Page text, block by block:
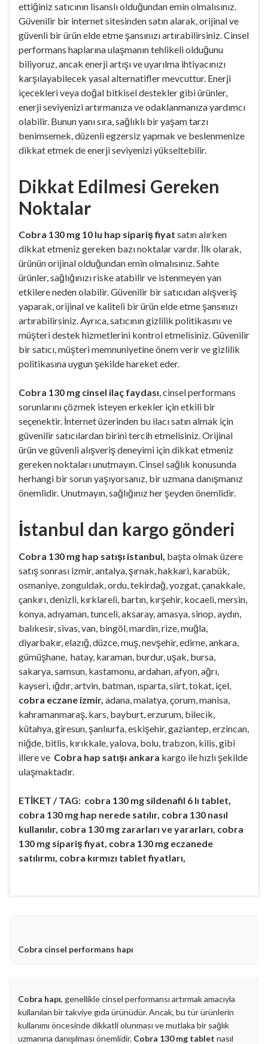
ettiğiniz satıcının lisanslı olduğundan emin olmalısınız.
Güvenilir bir internet sitesinden satın alarak, orijinal ve
güvenli bir ürün elde etme şansınızı artırabilirsiniz. Cinsel
performans haplarına ulaşmanın tehlikeli olduğunu
biliyoruz, ancak enerji artışı ve uyarılma ihtiyacınızı
karşılayabilecek yasal alternatifler mevcuttur. Enerji
içecekleri veya doğal bitkisel destekler gibi ürünler,
enerji seviyenizi artırmanıza ve odaklanmanıza yardımcı
olabilir. Bunun yanı sıra, sağlıklı bir yaşam tarzı
benimsemek, düzenli egzersiz yapmak ve beslenmenize
dikkat etmek de enerji seviyenizi yükseltebilir.
Dikkat Edilmesi Gereken
Noktalar
Cobra 130 mg 10 lu hap sipariş fiyat satın alırken
dikkat etmeniz gereken bazı noktalar vardır. İlk olarak,
ürünün orijinal olduğundan emin olmalısınız. Sahte
ürünler, sağlığınızı riske atabilir ve istenmeyen yan
etkilere neden olabilir. Güvenilir bir satıcıdan alışveriş
yaparak, orijinal ve kaliteli bir ürün elde etme şansınızı
artırabilirsiniz. Ayrıca, satıcının gizlilik politikasını ve
müşteri destek hizmetlerini kontrol etmelisiniz. Güvenilir
bir satıcı, müşteri memnuniyetine önem verir ve gizlilik
politikasına uygun şekilde hareket eder.
Cobra 130 mg cinsel ilaç faydası , cinsel performans
sorunlarını çözmek isteyen erkekler için etkili bir
seçenektir. İnternet üzerinden bu ilacı satın almak için
güvenilir satıcılardan birini tercih etmelisiniz. Orijinal
ürün ve güvenli alışveriş deneyimi için dikkat etmeniz
gereken noktaları unutmayın. Cinsel sağlık konusunda
herhangi bir sorun yaşıyorsanız, bir uzmana danışmanız
önemlidir. Unutmayın, sağlığınız her şeyden önemlidir.
İstanbul dan kargo gönderi
Cobra 130 mg hap satışı istanbul, başta olmak üzere
satış sonrası izmir, antalya, şırnak, hakkari, karabük,
osmaniye, zonguldak, ordu, tekirdağ, yozgat, çanakkale,
çankırı, denizli, kırklareli, bartın, kırşehir, kocaeli, mersin,
konya, adıyaman, tunceli, aksaray, amasya, sinop, aydın,
balıkesir, sivas, van, bingöl, mardin, rize, muğla,
diyarbakır, elazığ, düzce, muş, nevşehir, edirne, ankara,
gümüşhane, hatay, karaman, burdur, uşak, bursa,
sakarya, samsun, kastamonu, ardahan, afyon, ağrı,
kayseri, ığdır, artvin, batman, ısparta, siirt, tokat, içel,
cobra eczane izmir, adana, malatya, çorum, manisa,
kahramanmaraş, kars, bayburt, erzurum, bilecik,
kütahya, giresun, şanlıurfa, eskişehir, gaziantep, erzincan,
niğde, bitlis, kırıkkale, yalova, bolu, trabzon, kilis, gibi
illere ve Cobra hap satışı ankara kargo ile hızlı şekilde
ulaşmaktadır.
ETİKET / TAG: cobra 130 mg sildenafil 6 lı tablet,
cobra 130 mg hap nerede satılır, cobra 130 nasıl
kullanılır, cobra 130 mg zararları ve yararları, cobra
130 mg sipariş fiyat, cobra 130 mg eczanede
satılırmı, cobra kırmızı tablet fiyatları,
Cobra cinsel performans hapı
Cobra hapı, genellikle cinsel performansı artırmak amacıyla
kullanılan bir takviye gıda ürünüdür. Ancak, bu tür ürünlerin
kullanımı öncesinde dikkatli olunması ve mutlaka bir sağlık
uzmanına danışılması önemlidir. Cobra 130 mg tablet nasıl